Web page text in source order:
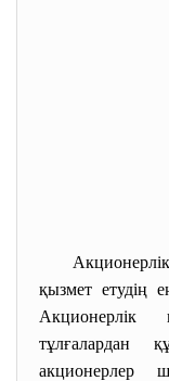
қызмет етудің
тұлғалардан
акционерлер